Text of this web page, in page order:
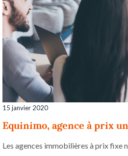
15 janvier 2020
Equinimo, agence à prix
Les agences immobilières à prix fixe